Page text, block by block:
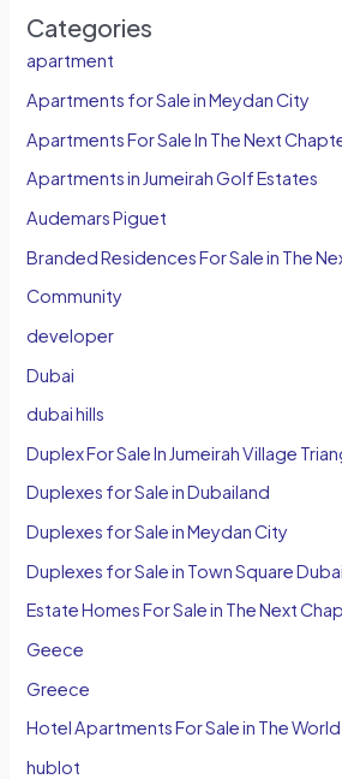
Categories
apartment
Apartments for Sale in Meydan City
Apartments For Sale In The Next
Apartments in Jumeirah Golf Estates
Audemars Piguet
Branded Residences For Sale in The
Community
developer
Dubai
dubai hills
Duplex For Sale In Jumeirah Village
Duplexes for Sale in Dubailand
Duplexes for Sale in Meydan City
Duplexes for Sale in Town Square Dubai
Estate Homes For Sale in The Next
Geece
Greece
Hotel Apartments For Sale in The World
hublot